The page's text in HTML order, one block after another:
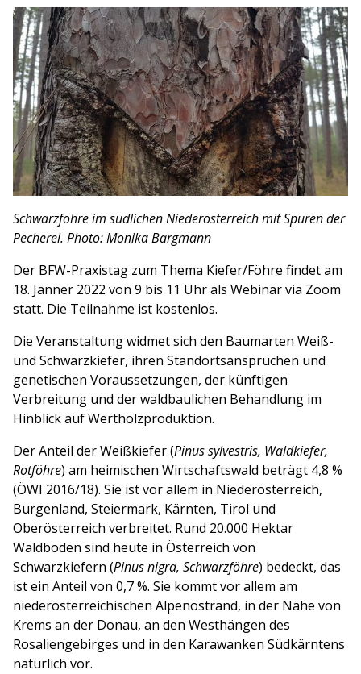
Schwarzföhre im südlichen Niederösterreich mit Spuren der
Pecherei. Photo: Monika Bargmann
Der BFW-Praxistag zum Thema Kiefer/Föhre findet am
18. Jänner 2022 von 9 bis 11 Uhr als Webinar via Zoom
statt. Die Teilnahme ist kostenlos.
Die Veranstaltung widmet sich den Baumarten Weiß-
und Schwarzkiefer, ihren Standortsansprüchen und
genetischen Voraussetzungen, der künftigen
Verbreitung und der waldbaulichen Behandlung im
Hinblick auf Wertholzproduktion.
Der Anteil der Weißkiefer (Pinus sylvestris, Waldkiefer,
Rotföhre) am heimischen Wirtschaftswald beträgt 4,8 %
(ÖWI 2016/18). Sie ist vor allem in Niederösterreich,
Burgenland, Steiermark, Kärnten, Tirol und
Oberösterreich verbreitet. Rund 20.000 Hektar
Waldboden sind heute in Österreich von
Schwarzkiefern (Pinus nigra, Schwarzföhre) bedeckt, das
ist ein Anteil von 0,7 %. Sie kommt vor allem am
niederösterreichischen Alpenostrand, in der Nähe von
Krems an der Donau, an den Westhängen des
Rosaliengebirges und in den Karawanken Südkärntens
natürlich vor.